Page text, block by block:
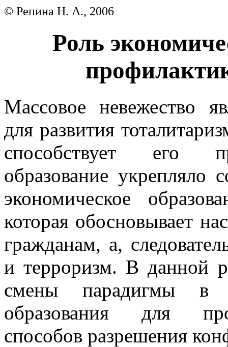
© Репина Н. А., 2006
Роль
Массовое невежество
для развития
способствует его
образование укрепляло
экономическое
которая обосновывает
гражданам, а,
и терроризм. В данной
смены парадигмы в
образования для
способов разрешения